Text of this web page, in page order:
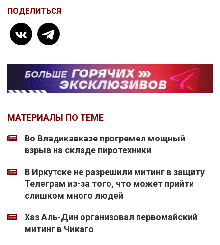
ПОДЕЛИТЬСЯ
МАТЕРИАЛЫ ПО ТЕМЕ
Во Владикавказе прогремел мощный
взрыв на складе пиротехники
В Иркутске не разрешили митинг в защиту
Телеграм из-за того, что может прийти
слишком много людей
Хаз Аль-Дин организовал первомайский
митинг в Чикаго